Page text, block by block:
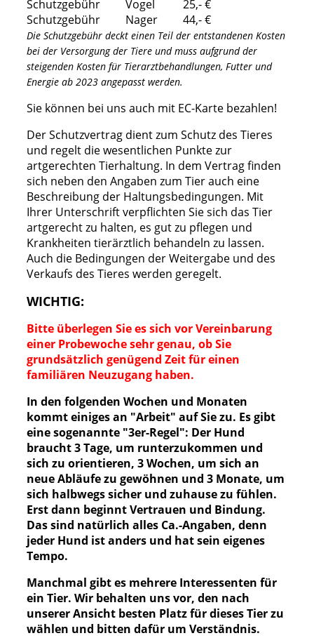
Schutzgebühr Vogel 25,- €
Schutzgebühr Nager 44,- €
Die Schutzgebühr deckt einen Teil der entstandenen Kosten
bei der Versorgung der Tiere und muss aufgrund der
steigenden Kosten für Tierarztbehandlungen, Futter und
Energie ab 2023 angepasst werden.
Sie können bei uns auch mit EC-Karte bezahlen!
Der Schutzvertrag dient zum Schutz des Tieres
und regelt die wesentlichen Punkte zur
artgerechten Tierhaltung. In dem Vertrag finden
sich neben den Angaben zum Tier auch eine
Beschreibung der Haltungsbedingungen. Mit
Ihrer Unterschrift verpflichten Sie sich das Tier
artgerecht zu halten, es gut zu pflegen und
Krankheiten tierärztlich behandeln zu lassen.
Auch die Bedingungen der Weitergabe und des
Verkaufs des Tieres werden geregelt.
WICHTIG:
Bitte überlegen Sie es sich vor Vereinbarung
einer Probewoche sehr genau, ob Sie
grundsätzlich genügend Zeit für einen
familiären Neuzugang haben.
In den folgenden Wochen und Monaten
kommt einiges an "Arbeit" auf Sie zu. Es gibt
eine sogenannte "3er-Regel": Der Hund
braucht 3 Tage, um runterzukommen und
sich zu orientieren, 3 Wochen, um sich an
neue Abläufe zu gewöhnen und 3 Monate, um
sich halbwegs sicher und zuhause zu fühlen.
Erst dann beginnt Vertrauen und Bindung.
Das sind natürlich alles Ca.-Angaben, denn
jeder Hund ist anders und hat sein eigenes
Tempo.
Manchmal gibt es mehrere Interessenten für
ein Tier. Wir behalten uns vor, den nach
unserer Ansicht besten Platz für dieses Tier zu
wählen und bitten dafür um Verständnis.